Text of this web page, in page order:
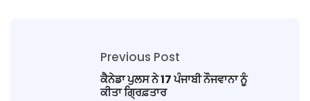
Previous Post
ਕੈਨੇਡਾ ਪੁਲਸ ਨੇ 17 ਪੰਜਾਬੀ ਨੌਜਵਾਨਾ ਨੂੰ
ਕੀਤਾ ਗ੍ਰਿਫ਼ਤਾਰ